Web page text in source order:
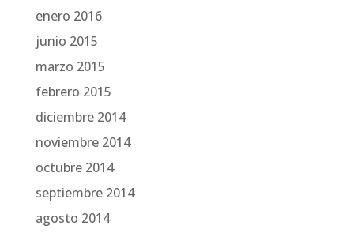
enero 2016
junio 2015
marzo 2015
febrero 2015
diciembre 2014
noviembre 2014
octubre 2014
septiembre 2014
agosto 2014